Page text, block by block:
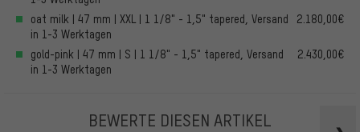
oat milk | 47 mm | XXL | 1 1/8" - 1,5" tapered, Versand
in 1-3 Werktagen
2.180,00€
gold-pink | 47 mm | S | 1 1/8" - 1,5" tapered, Versand
in 1-3 Werktagen
2.430,00€
BEWERTE DIESEN ARTIKEL